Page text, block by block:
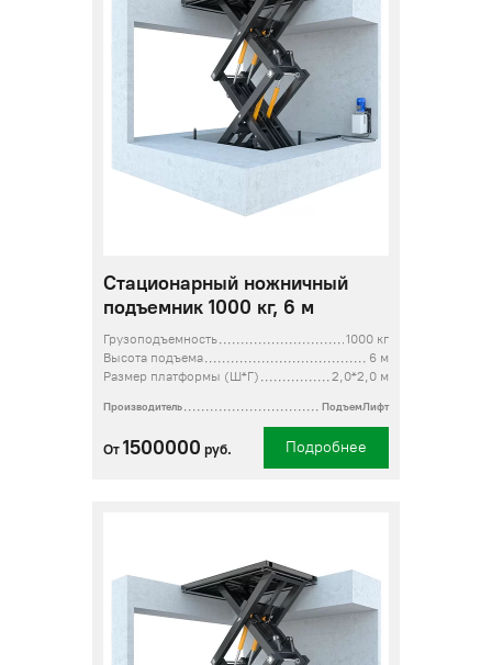
Стационарный ножничный
подъемник 1000 кг, 6 м
Грузоподъемность
1000 кг
Высота подъема
6 м
Размер платформы (Ш*Г)
2,0*2,0 м
Производитель ПодъемЛифт
От 1500000 руб. Подробнее